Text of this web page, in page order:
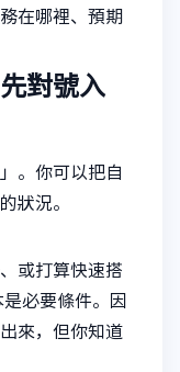
在哪裡、預期
對號入
。你可以把自
狀況。
或打算快速搭
必要條件。因
來，但你知道